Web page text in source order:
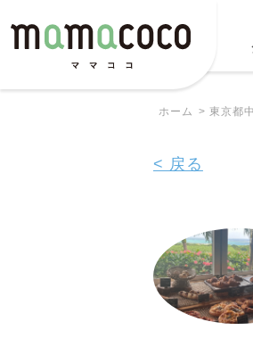
ホーム 東京都
< 戻る